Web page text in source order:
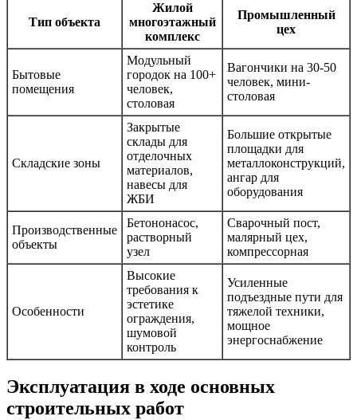
Тип объекта
Жилой
многоэтажный
комплекс
Промышленный
цех
Бытовые
помещения
Модульный
городок на 100+
человек,
столовая
Вагончики на 30-50
человек, мини-
столовая
Складские зоны
Закрытые
склады для
отделочных
материалов,
навесы для
ЖБИ
Большие открытые
площадки для
металлоконструкций,
ангар для
оборудования
Производственные
объекты
Бетононасос,
растворный
узел
Сварочный пост,
малярный цех,
компрессорная
Особенности
Высокие
требования к
эстетике
ограждения,
шумовой
контроль
Усиленные
подъездные пути для
тяжелой техники,
мощное
энергоснабжение
Эксплуатация в ходе основных
строительных работ